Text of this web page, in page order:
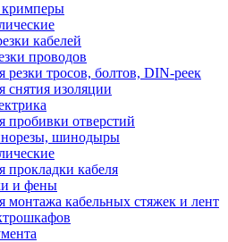
кабелей
проводов
резки тросов, болтов, DIN-реек
снятия изоляции
пробивки отверстий
шинодыры
прокладки кабеля
и фены
монтажа кабельных стяжек и лент